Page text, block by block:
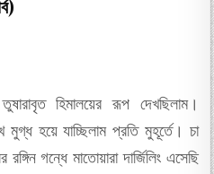
হিমালয়ের রূপ দেখছিলাম।
মুগ্ধ হয়ে যাচ্ছিলাম প্রতি মুহূর্তে। চা
গন্ধে মাতোয়ারা দার্জিলিং এসেছি